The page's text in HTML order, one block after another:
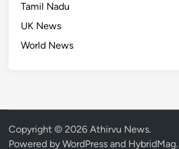
Tamil Nadu
UK News
World News
Copyright © 2026 Athirvu News.
Powered by WordPress and HybridMag.